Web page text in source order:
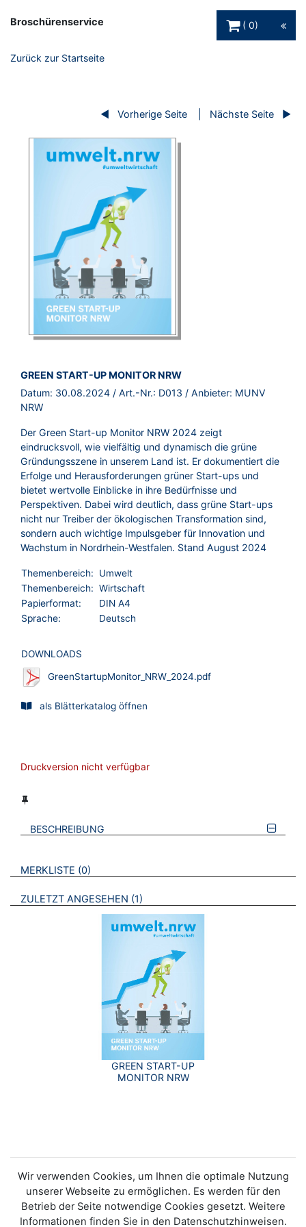
Broschürenservice
0
Zurück zur Startseite
Vorherige Seite Nächste Seite
BROSCHÜRE:
GREEN START-UP MONITOR NRW
Datum: 30.08.2024 / Art.-Nr.: D013 / Anbieter: MUNV
NRW
Der Green Start-up Monitor NRW 2024 zeigt
eindrucksvoll, wie vielfältig und dynamisch die grüne
Gründungsszene in unserem Land ist. Er dokumentiert die
Erfolge und Herausforderungen grüner Start-ups und
bietet wertvolle Einblicke in ihre Bedürfnisse und
Perspektiven. Dabei wird deutlich, dass grüne Start-ups
nicht nur Treiber der ökologischen Transformation sind,
sondern auch wichtige Impulsgeber für Innovation und
Wachstum in Nordrhein-Westfalen. Stand August 2024
Themenbereich:
Umwelt
Themenbereich: Wirtschaft
Papierformat:
DIN A4
Sprache:
Deutsch
DOWNLOADS
GreenStartupMonitor_NRW_2024.pdf
als Blätterkatalog öffnen
Druckversion nicht verfügbar
BESCHREIBUNG
VERWEISE AUF VERMERKTE- ODER ZULETZT ANGESEHENE
MERKLISTE 0 BROSCHÜREN
ZULETZT ANGESEHEN 1 BROSCHÜREN
GREEN START-UP
MONITOR NRW
Wir verwenden Cookies, um Ihnen die optimale Nutzung
unserer Webseite zu ermöglichen. Es werden für den
Betrieb der Seite notwendige Cookies gesetzt. Weitere
Informationen finden Sie in den Datenschutzhinweisen.